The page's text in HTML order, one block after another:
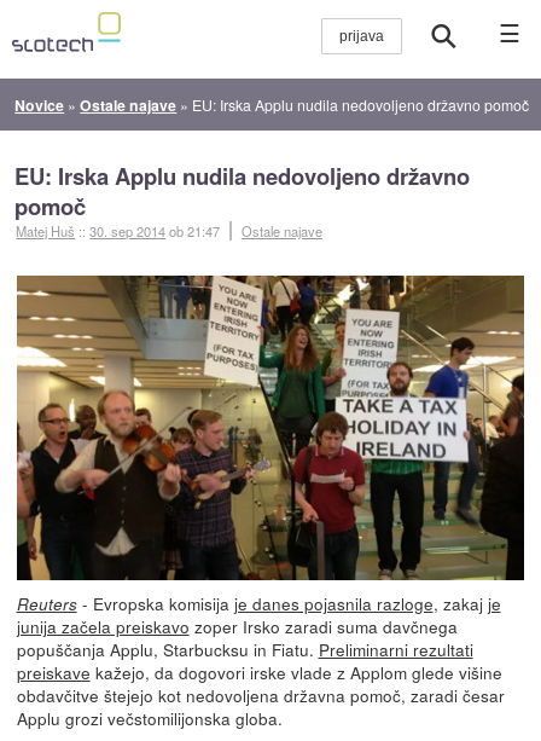
☰
Novice »Ostale najave » EU: Irska Applu nudila nedovoljeno državno pomoč
EU: Irska Applu nudila nedovoljeno državno
pomoč
Matej Huš ::30. sep 2014ob 21:47 Ostale najave
Reuters- Evropska komisija je danes pojasnila razloge, zakaj je
junija začela preiskavo zoper Irsko zaradi suma davčnega
popuščanja Applu, Starbucksu in Fiatu. Preliminarni rezultati
preiskave kažejo, da dogovori irske vlade z Applom glede višine
obdavčitve štejejo kot nedovoljena državna pomoč, zaradi česar
Applu grozi večstomilijonska globa.